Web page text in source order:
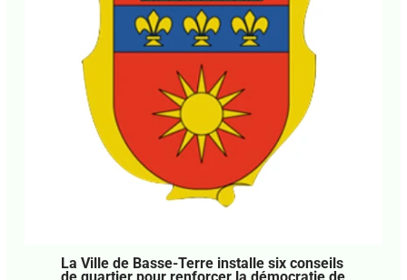
La Ville de Basse-Terre installe six conseils